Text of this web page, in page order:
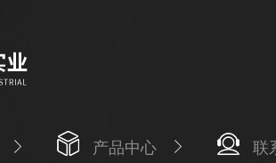
产品中心 联